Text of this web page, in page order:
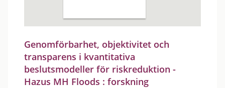
Genomförbarhet, objektivitet och
transparens i kvantitativa
beslutsmodeller för riskreduktion -
Hazus MH Floods : forskning